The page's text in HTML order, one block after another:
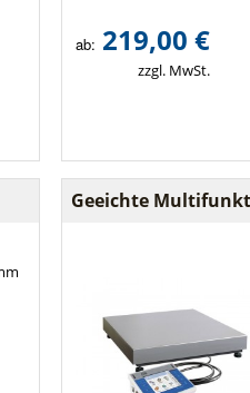
ab: 219,00 €
zzgl. MwSt.
Geeichte